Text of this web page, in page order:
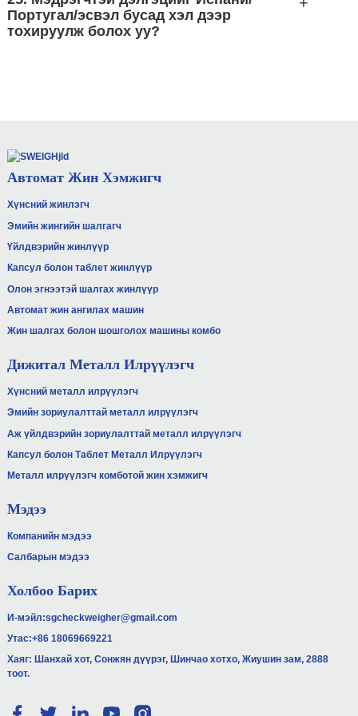
Португал/эсвэл бусад хэл дээр
тохируулж болох уу?
Автомат Жин Хэмжигч
Хүнсний жинлэгч
Эмийн жингийн шалгагч
Үйлдвэрийн жинлүүр
Капсул болон таблет жинлүүр
Олон эгнээтэй шалгах жинлүүр
Автомат жин ангилах машин
Жин шалгах болон шошголох машины комбо
Дижитал Металл Илрүүлэгч
Хүнсний металл илрүүлэгч
Эмийн зориулалттай металл илрүүлэгч
Аж үйлдвэрийн зориулалттай металл илрүүлэгч
Капсул болон Таблет Металл Илрүүлэгч
Металл илрүүлэгч комботой жин хэмжигч
Мэдээ
Компанийн мэдээ
Салбарын мэдээ
Холбоо Барих
И-мэйл:sgcheckweigher@gmail.com
Утас:+86 18069669221
Хаяг: Шанхай хот, Сонжян дүүрэг, Шинчао хотхо, Жиушин зам, 2888
тоот.